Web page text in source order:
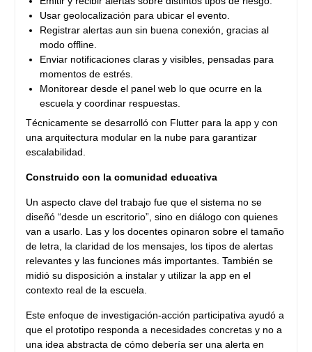
Usar geolocalización para ubicar el evento.
Registrar alertas aun sin buena conexión, gracias al
modo offline.
Enviar notificaciones claras y visibles, pensadas para
momentos de estrés.
Monitorear desde el panel web lo que ocurre en la
escuela y coordinar respuestas.
Técnicamente se desarrolló con Flutter para la app y con
una arquitectura modular en la nube para garantizar
escalabilidad.
Construido con la comunidad educativa
Un aspecto clave del trabajo fue que el sistema no se
diseñó “desde un escritorio”, sino en diálogo con quienes
van a usarlo. Las y los docentes opinaron sobre el tamaño
de letra, la claridad de los mensajes, los tipos de alertas
relevantes y las funciones más importantes. También se
midió su disposición a instalar y utilizar la app en el
contexto real de la escuela.
Este enfoque de investigación‑acción participativa ayudó a
que el prototipo responda a necesidades concretas y no a
una idea abstracta de cómo debería ser una alerta en